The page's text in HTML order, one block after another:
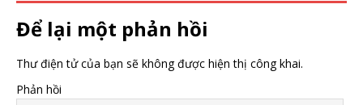
Để lại một phản hồi
Thư điện tử của bạn sẽ không được hiện thị công khai.
Phản hồi